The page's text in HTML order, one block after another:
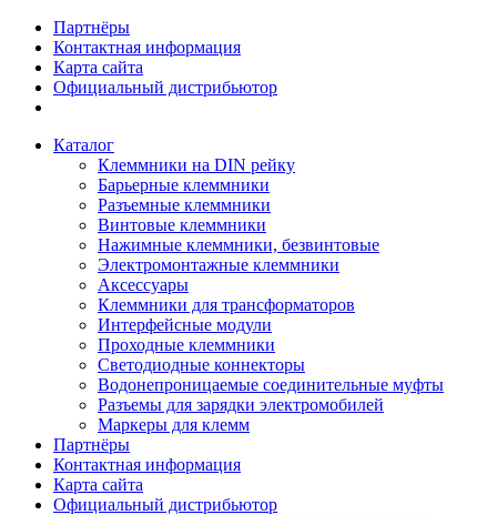
Партнёры
Контактная информация
Карта сайта
Официальный дистрибьютор
Каталог
Клеммники на DIN рейку
Барьерные клеммники
Разъемные клеммники
Винтовые клеммники
Нажимные клеммники, безвинтовые
Электромонтажные клеммники
Аксессуары
Клеммники для трансформаторов
Интерфейсные модули
Проходные клеммники
Светодиодные коннекторы
Водонепроницаемые соединительные муфты
Разъемы для зарядки электромобилей
Маркеры для клемм
Партнёры
Контактная информация
Карта сайта
Официальный дистрибьютор